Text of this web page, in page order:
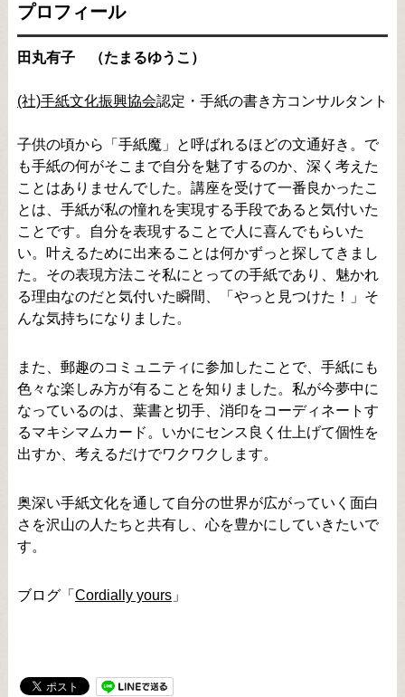
プロフィール
田丸有子 （たまるゆうこ）
(社)手紙文化振興協会認定・手紙の書き方コンサルタント
子供の頃から「手紙魔」と呼ばれるほどの文通好き。で
も手紙の何がそこまで自分を魅了するのか、深く考えた
ことはありませんでした。講座を受けて一番良かったこ
とは、手紙が私の憧れを実現する手段であると気付いた
ことです。自分を表現することで人に喜んでもらいた
い。叶えるために出来ることは何かずっと探してきまし
た。その表現方法こそ私にとっての手紙であり、魅かれ
る理由なのだと気付いた瞬間、「やっと見つけた！」そ
んな気持ちになりました。
また、郵趣のコミュニティに参加したことで、手紙にも
色々な楽しみ方が有ることを知りました。私が今夢中に
なっているのは、葉書と切手、消印をコーディネートす
るマキシマムカード。いかにセンス良く仕上げて個性を
出すか、考えるだけでワクワクします。
奥深い手紙文化を通して自分の世界が広がっていく面白
さを沢山の人たちと共有し、心を豊かにしていきたいで
す。
ブログ「 Cordially yours」